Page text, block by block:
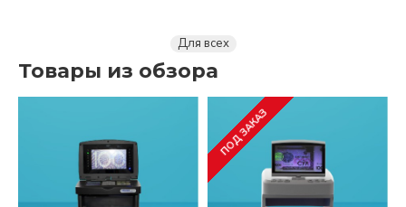
Для всех
Товары из обзора
ПОД ЗАКАЗ